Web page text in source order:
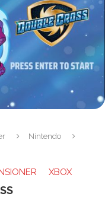
Nintendo
XBOX